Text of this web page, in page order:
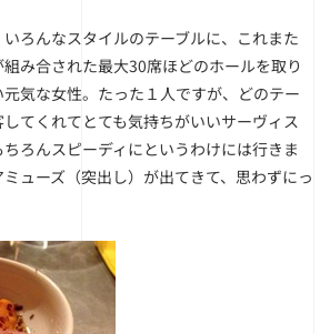
ろんなスタイルのテーブルに、これまた
み合された最大30席ほどのホールを取り
気な女性。たった１人ですが、どのテー
てくれてとても気持ちがいいサーヴィス
ろんスピーディにというわけには行きま
ューズ（突出し）が出てきて、思わずにっ